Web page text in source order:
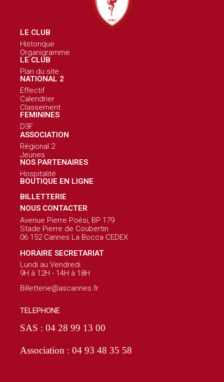
LE CLUB
Historique
Organigramme
LE CLUB
Plan du site
NATIONAL 2
Effectif
Calendrier
Classement
FEMININES
D3F
ASSOCIATION
Régional 2
Jeunes
NOS PARTENAIRES
Hospitalité
BOUTIQUE EN LIGNE
BILLETTERIE
NOUS CONTACTER
Avenue Pierre Poési, BP 179
Stade Pierre de Coubertin
06 152 Cannes La Bocca CEDEX
HORAIRE SECRETARIAT
Lundi au Vendredi
9H à 12H - 14H à 18H
Billetterie@ascannes.fr
TELEPHONE
SAS : 04 28 99 13 00
Association : 04 93 48 35 58